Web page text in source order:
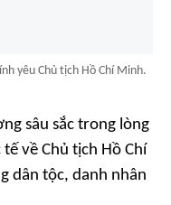
yêu Chủ tịch Hồ Chí Minh.
sâu sắc trong lòng
về Chủ tịch Hồ Chí
dân tộc, danh nhân